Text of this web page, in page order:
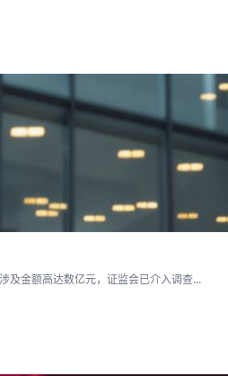
及金额高达数亿元，证监会已介入调查...